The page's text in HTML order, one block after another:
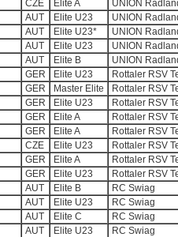
CZE Elite A
UNION
AUT Elite U23
UNION
AUT Elite U23*
UNION
AUT Elite U23
UNION
AUT Elite B
UNION
GER Elite U23
Rottaler RSV
GER Master Elite
Rottaler RSV
GER Elite U23
Rottaler RSV
GER Elite A
Rottaler RSV
GER Elite A
Rottaler RSV
CZE Elite U23
Rottaler RSV
GER Elite A
Rottaler RSV
GER Elite U23
Rottaler RSV
AUT Elite B
RC Swiag
AUT Elite U23
RC Swiag
AUT Elite C
RC Swiag
AUT Elite U23
RC Swiag